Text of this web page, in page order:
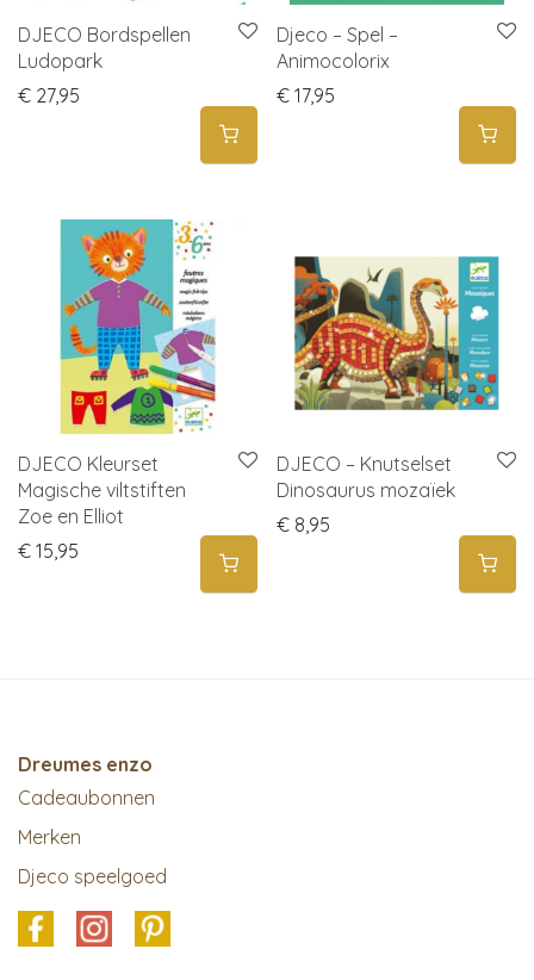
DJECO Bordspellen
Ludopark
€ 27,95
Djeco – Spel –
Animocolorix
€ 17,95
DJECO Kleurset
Magische viltstiften
Zoe en Elliot
€ 15,95
DJECO – Knutselset
Dinosaurus mozaïek
€ 8,95
Dreumes enzo
Cadeaubonnen
Merken
Djeco speelgoed